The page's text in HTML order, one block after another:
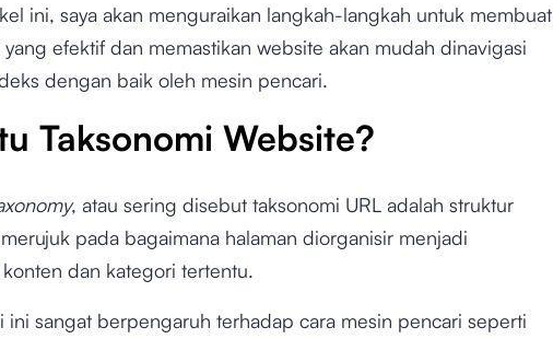
ini, saya akan menguraikan langkah-langkah untuk membuat
efektif dan memastikan website akan mudah dinavigasi
dengan baik oleh mesin pencari.
Taksonomi Website?
, atau sering disebut taksonomi URL adalah struktur
pada bagaimana halaman diorganisir menjadi
dan kategori tertentu.
ini sangat berpengaruh terhadap cara mesin pencari seperti